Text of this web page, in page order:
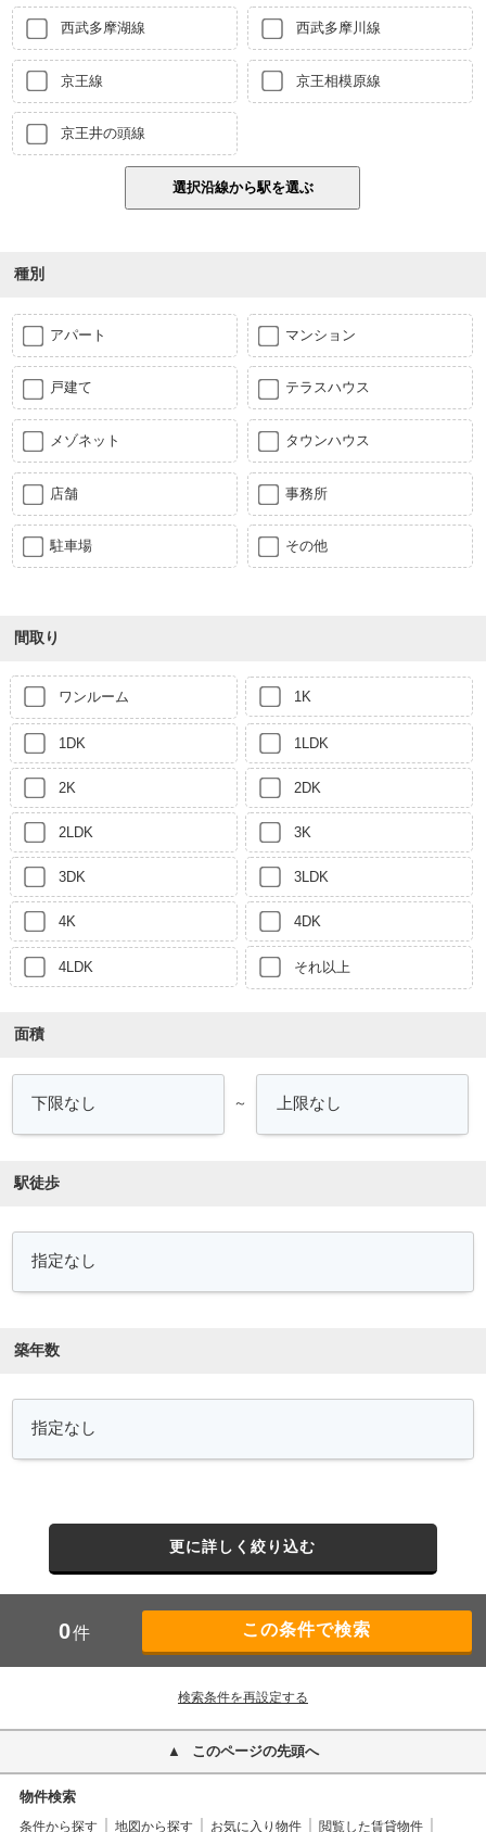
西武多摩湖線 西武多摩川線
京王線 京王相模原線
京王井の頭線
種別
アパート マンション
戸建て テラスハウス
メゾネット タウンハウス
店舗 事務所
駐車場 その他
間取り
ワンルーム 1K
1DK 1LDK
2K 2DK
2LDK 3K
3DK 3LDK
4K 4DK
4LDK それ以上
面積
～
駅徒歩
築年数
更に詳しく絞り込む
0件
検索条件を再設定する
このページの先頭へ
物件検索
条件から探す 地図から探す お気に入り物件
閲覧した賃貸物件